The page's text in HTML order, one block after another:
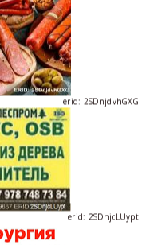
erid: 2SDnjdvhGXG